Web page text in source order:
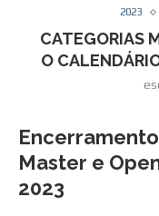
2023
CATEGORIAS
O
Master e
2023